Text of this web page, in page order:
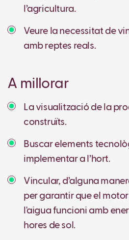
l’agricultura.
Veure la necessitat de
amb reptes reals.
A millorar
La visualització de la
construïts.
Buscar elements
implementar a l’hort.
Vincular, d’alguna
per garantir que el
l'aigua funcioni amb
hores de sol.